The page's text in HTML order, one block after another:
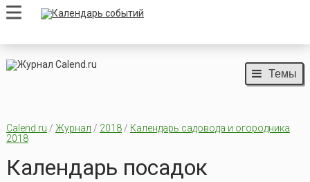
Темы
Calend.ru / Журнал / 2018/ Календарь садовода и огородника
2018
Календарь посадок